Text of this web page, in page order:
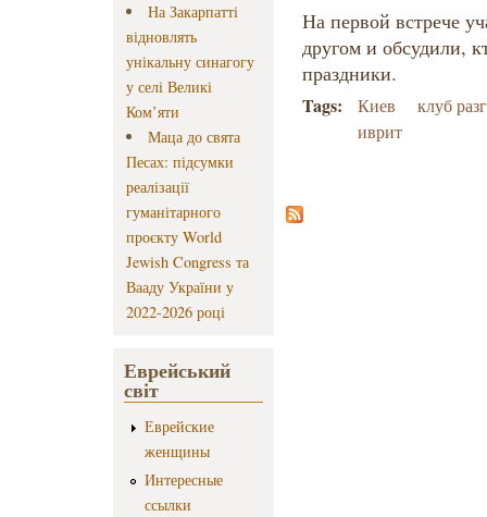
На Закарпатті
відновлять
унікальну синагогу
у селі Великі
Ком’яти
Маца до свята
Песах: підсумки
реалізації
гуманітарного
проєкту World
Jewish Congress та
Вааду України у
2022-2026 році
Еврейський
світ
Еврейские
женщины
Интересные
ссылки
На первой встрече
другом и обсудили,
праздники.
Tags: Киев
клуб
иврит